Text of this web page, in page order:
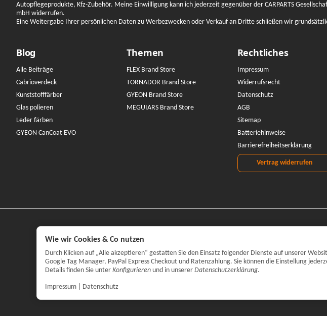
Autopflegeprodukte, Kfz-Zubehör. Meine Einwilligung kann ich jederzeit gegenüber der CARPARTS
mbH widerrufen.
Eine Weitergabe Ihrer persönlichen Daten zu Werbezwecken oder Verkauf an Dritte schließen wir
Blog
Alle Beiträge
Cabrioverdeck
Kunststofffärber
Glas polieren
Leder färben
GYEON CanCoat EVO
Themen
FLEX Brand Store
TORNADOR Brand Store
GYEON Brand Store
MEGUIARS Brand Store
Rechtliches
Impressum
Widerrufsrecht
Datenschutz
AGB
Sitemap
Batteriehinweise
Barrierefreiheitserklärung
Vertrag widerrufen
Wie wir Cookies & Co nutzen
Durch Klicken auf „Alle akzeptieren“ gestatten Sie den Einsatz folgender Dienste auf unserer
Google Tag Manager, PayPal Express Checkout und Ratenzahlung. Sie können die Einstellung
Details finden Sie unter Konfigurieren und in unserer Datenschutzerklärung.
Impressum Datenschutz